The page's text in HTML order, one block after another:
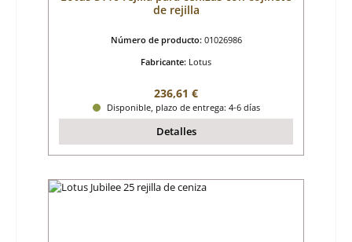
de rejilla
Número de producto: 01026986
Fabricante: Lotus
Precio normal:
236,61 €
Disponible, plazo de entrega: 4-6 días
Detalles